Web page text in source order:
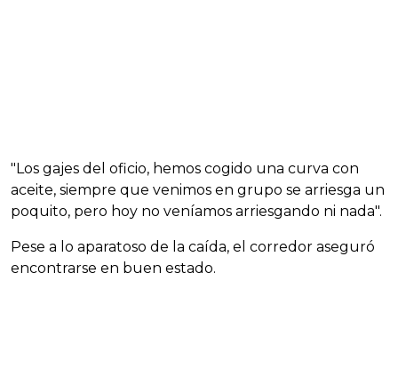
"Los gajes del oficio, hemos cogido una curva con
aceite, siempre que venimos en grupo se arriesga un
poquito, pero hoy no veníamos arriesgando ni nada".
Pese a lo aparatoso de la caída, el corredor aseguró
encontrarse en buen estado.